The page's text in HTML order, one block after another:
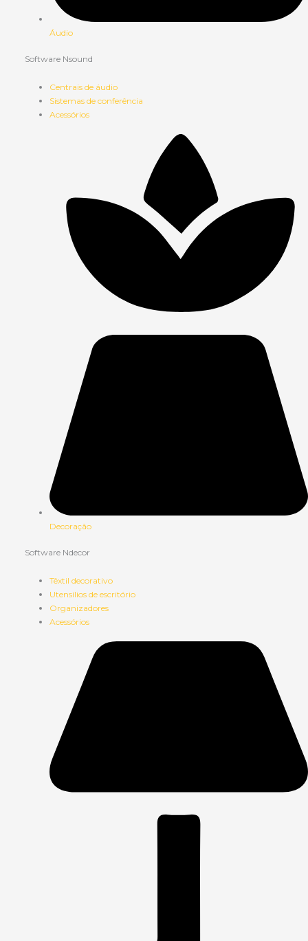
Áudio
Software Nsound
Centrais de áudio
Sistemas de conferência
Acessórios
Decoração
Software Ndecor
Têxtil decorativo
Utensílios de escritório
Organizadores
Acessórios